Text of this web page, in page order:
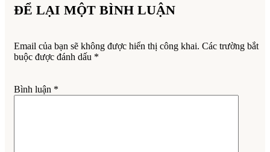
ĐỂ LẠI MỘT BÌNH LUẬN
Email của bạn sẽ không được hiển thị công khai. Các trường bắt
buộc được đánh dấu *
Bình luận *